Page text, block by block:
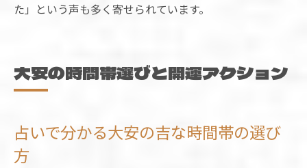
た」という声も多く寄せられています。
大安の時間帯選びと開運アクション
占いで分かる大安の吉な時間帯の選び
方